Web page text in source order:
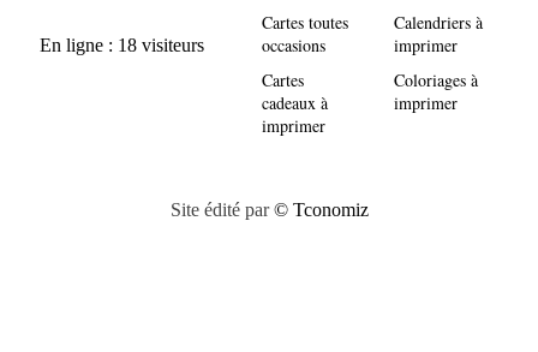
Cartes toutes
occasions
Cartes
cadeaux à
imprimer
Calendriers à
imprimer
Coloriages à
imprimer
Site édité par© Tconomiz